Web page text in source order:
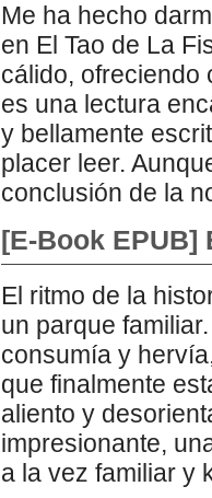
Me ha hecho
en El Tao de La
cálido, ofreciendo
es una lectura
y bellamente
placer leer.
conclusión de la
[E-Book EPUB]
El ritmo de la
un parque
consumía y
que finalmente
aliento y
impresionante,
a la vez familiar y